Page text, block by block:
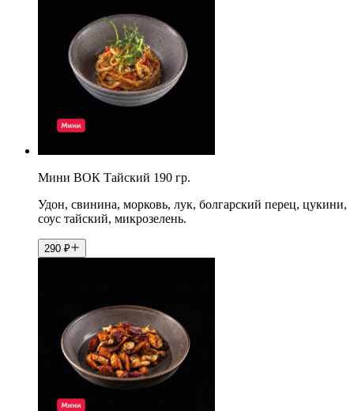
Мини ВОК Тайский 190 гр.
Удон, свинина, морковь, лук, болгарский перец, цукини,
соус тайский, микрозелень.
290 ₽